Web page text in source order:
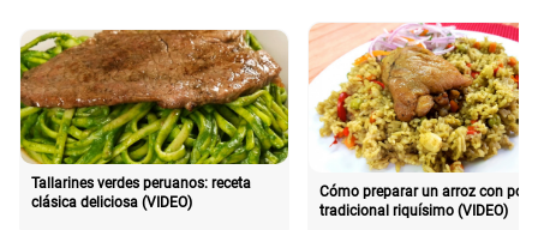
Tallarines verdes peruanos: receta
clásica deliciosa (VIDEO)
Cómo preparar un arroz con pollo
tradicional riquísimo (VIDEO)